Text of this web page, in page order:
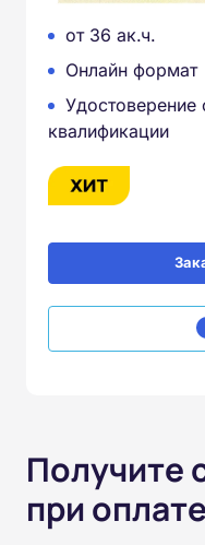
от 36 ак.ч.
Онлайн формат
квалификации
Получите
при